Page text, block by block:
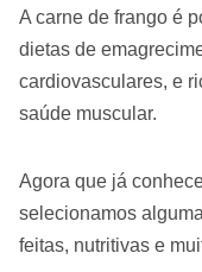
A carne de frango é
dietas de
cardiovasculares, e
saúde muscular.
Agora que já
selecionamos
feitas, nutritivas e